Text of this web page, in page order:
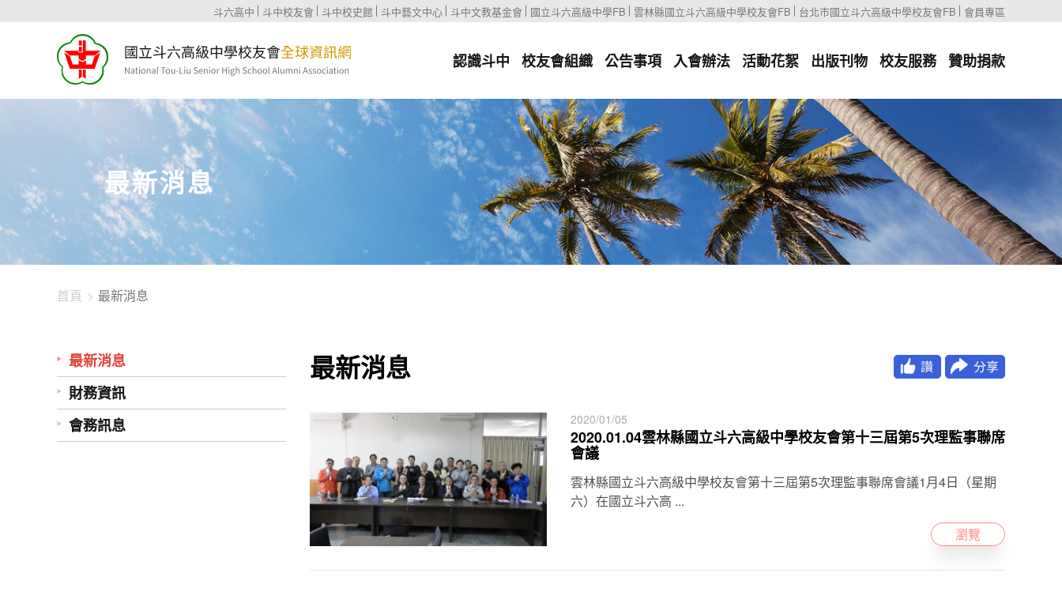
斗六高中 斗中校友會 斗中校史館 斗中藝文中心 斗中文教基金會 國立斗六高級中學FB 雲林縣國立斗六高級中學校友會FB 台北市國立斗六高級中學校友會FB 會員專區
認識斗中 校友會組織 公告事項 入會辦法 活動花絮 出版刊物 校友服務 贊助捐款
最新消息
首頁 最新消息
最新消息
財務資訊
會務訊息
最新消息
2020/01/05
2020.01.04雲林縣國立斗六高級中學校友會第十三屆第5次理監事聯席
會議
雲林縣國立斗六高級中學校友會第十三屆第5次理監事聯席會議1月4日（星期
六）在國立斗六高 ...
瀏覽